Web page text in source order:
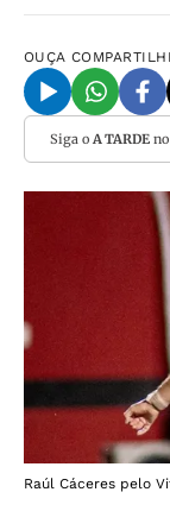
OUÇA
Siga o A TARDEno
Raúl Cáceres pelo